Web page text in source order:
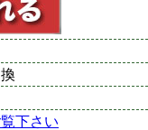
下さい